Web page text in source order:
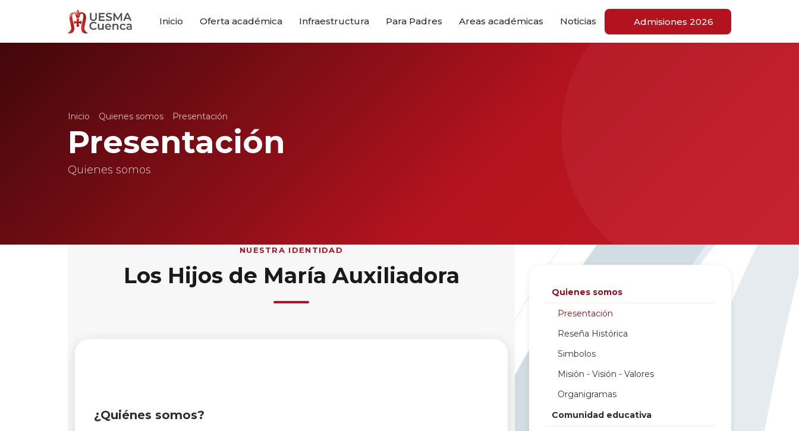
Inicio Oferta académica Infraestructura Para Padres Areas académicas Noticias Admisiones 2026
Inicio Quienes somos Presentación
Presentación
Quienes somos
NUESTRA IDENTIDAD
Los Hijos de María Auxiliadora
¿Quiénes somos?
Quienes somos
Presentación
Reseña Histórica
Simbolos
Misión - Visión - Valores
Organigramas
Comunidad educativa